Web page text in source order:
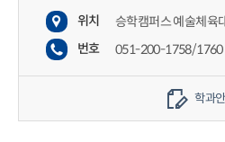
위치
승학캠퍼스 예술체육
번호
051-200-1758/1760
학과